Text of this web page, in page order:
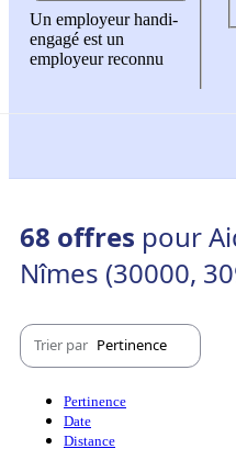
Un employeur handi-
engagé est un
employeur reconnu
68 offres pour
Nîmes (30000,
Trier par Pertinence
Pertinence
Date
Distance